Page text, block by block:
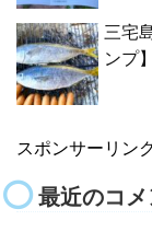
三宅
ンプ】
スポンサーリン
最近のコメ